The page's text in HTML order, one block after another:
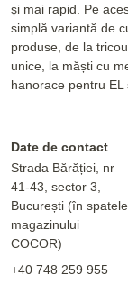
și mai rapid. Pe
simplă variantă de
produse, de la
unice, la măști cu
hanorace pentru EL
Date de contact
Strada Bărăției, nr
41-43, sector 3,
București (în spatele
magazinului
COCOR)
+40 748 259 955